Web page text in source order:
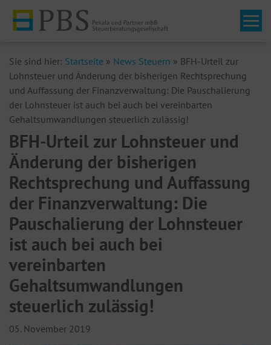
Sie sind hier: Startseite » News Steuern » BFH-Urteil zur
Lohnsteuer und Änderung der bisherigen Rechtsprechung
und Auffassung der Finanzverwaltung: Die Pauschalierung
der Lohnsteuer ist auch bei auch bei vereinbarten
Gehaltsumwandlungen steuerlich zulässig!
BFH-Urteil zur Lohnsteuer und
Änderung der bisherigen
Rechtsprechung und Auffassung
der Finanzverwaltung: Die
Pauschalierung der Lohnsteuer
ist auch bei auch bei
vereinbarten
Gehaltsumwandlungen
steuerlich zulässig!
05. November 2019